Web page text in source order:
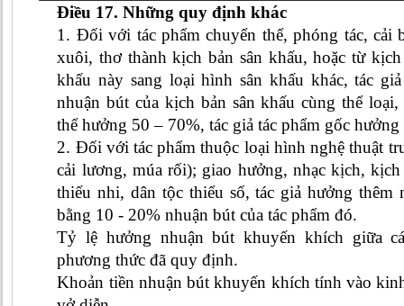
Điều 17. Những quy định khác
1. Đối với tác phẩm chuyển thể, phóng tác, cải
xuôi, thơ thành kịch bản sân khấu, hoặc từ
khấu này sang loại hình sân khấu khác, tác
nhuận bút của kịch bản sân khấu cùng thể
thể hưởng 50 – 70%, tác giả tác phẩm gốc
2. Đối với tác phẩm thuộc loại hình nghệ thuật
cải lương, múa rối); giao hưởng, nhạc kịch, kịch
thiếu nhi, dân tộc thiểu số, tác giả hưởng thêm
bằng 10 - 20% nhuận bút của tác phẩm đó.
Tỷ lệ hưởng nhuận bút khuyến khích giữa
phương thức đã quy định.
Khoản tiền nhuận bút khuyến khích tính vào